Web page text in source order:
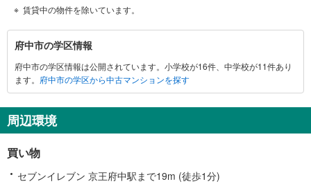
賃貸中の物件を除いています。
府
中
市
に
す
る
情
報
府中市の学区情報
府中市の学区情報は公開されています。小学校が16件、中学校が11件あり
ます。 府中市の学区から中古マンションを探す
周辺環境
買い物
セブンイレブン 京王府中駅まで19m (徒歩1分)